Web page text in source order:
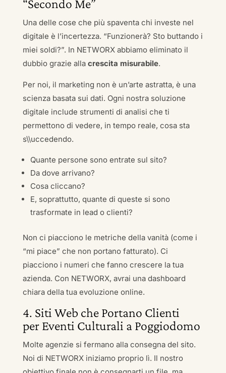
“Secondo Me”
Una delle cose che più spaventa chi investe nel
digitale è l’incertezza. “Funzionerà? Sto buttando i
miei soldi?”. In NETWORX abbiamo eliminato il
dubbio grazie alla crescita misurabile.
Per noi, il marketing non è un’arte astratta, è una
scienza basata sui dati. Ogni nostra soluzione
digitale include strumenti di analisi che ti
permettono di vedere, in tempo reale, cosa sta
s\\uccedendo.
Quante persone sono entrate sul sito?
Da dove arrivano?
Cosa cliccano?
E, soprattutto, quante di queste si sono
trasformate in lead o clienti?
Non ci piacciono le metriche della vanità (come i
“mi piace” che non portano fatturato). Ci
piacciono i numeri che fanno crescere la tua
azienda. Con NETWORX, avrai una dashboard
chiara della tua evoluzione online.
4. Siti Web che Portano Clienti
per Eventi Culturali a Poggiodomo
Molte agenzie si fermano alla consegna del sito.
Noi di NETWORX iniziamo proprio lì. Il nostro